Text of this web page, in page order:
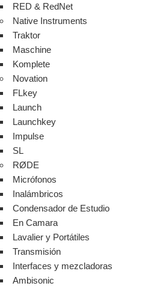
RED & RedNet
Native Instruments
Traktor
Maschine
Komplete
Novation
FLkey
Launch
Launchkey
Impulse
SL
RØDE
Micrófonos
Inalámbricos
Condensador de Estudio
En Camara
Lavalier y Portátiles
Transmisión
Interfaces y mezcladoras
Ambisonic